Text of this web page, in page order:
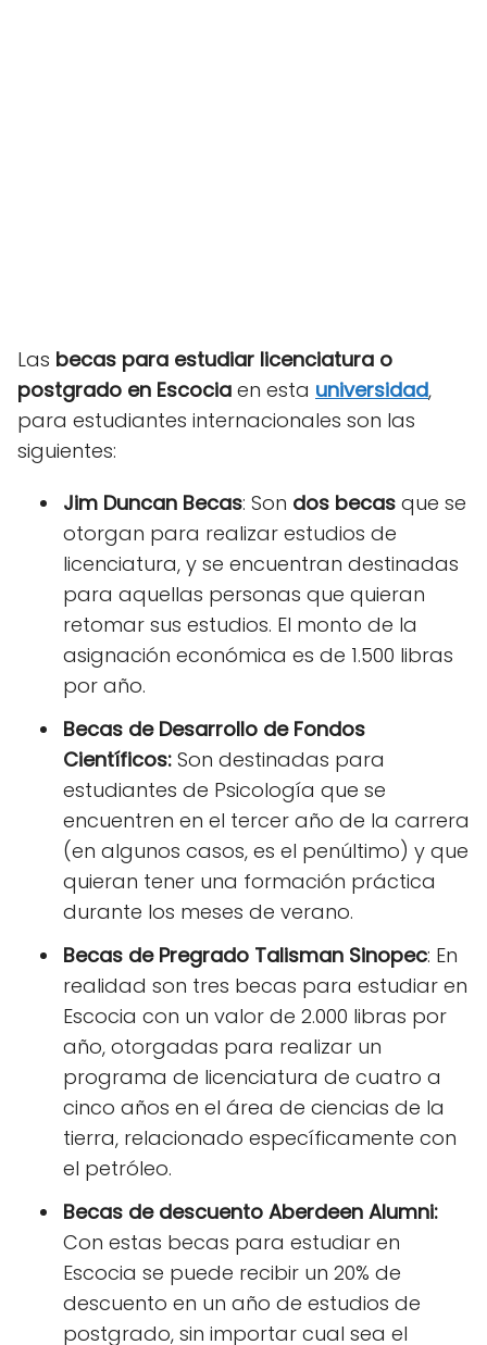
Las becas para estudiar licenciatura o
postgrado en Escocia en esta universidad,
para estudiantes internacionales son las
siguientes:
Jim Duncan Becas: Son dos becas que se
otorgan para realizar estudios de
licenciatura, y se encuentran destinadas
para aquellas personas que quieran
retomar sus estudios. El monto de la
asignación económica es de 1.500 libras
por año.
Becas de Desarrollo de Fondos
Científicos: Son destinadas para
estudiantes de Psicología que se
encuentren en el tercer año de la carrera
(en algunos casos, es el penúltimo) y que
quieran tener una formación práctica
durante los meses de verano.
Becas de Pregrado Talisman Sinopec: En
realidad son tres becas para estudiar en
Escocia con un valor de 2.000 libras por
año, otorgadas para realizar un
programa de licenciatura de cuatro a
cinco años en el área de ciencias de la
tierra, relacionado específicamente con
el petróleo.
Becas de descuento Aberdeen Alumni:
Con estas becas para estudiar en
Escocia se puede recibir un 20% de
descuento en un año de estudios de
postgrado, sin importar cual sea el